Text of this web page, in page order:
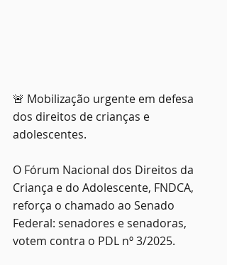
🚨 Mobilização urgente em defesa
dos direitos de crianças e
adolescentes.
O Fórum Nacional dos Direitos da
Criança e do Adolescente, FNDCA,
reforça o chamado ao Senado
Federal: senadores e senadoras,
votem contra o PDL nº 3/2025.